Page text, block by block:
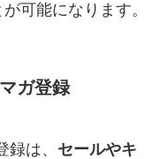
可能になります。
ガ登録
は、 セールやキ